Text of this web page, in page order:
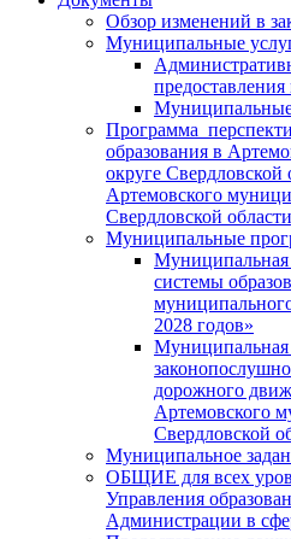
Обзор изменений в
Муниципальные
Муниципальные
Программа
образования в
округе Свердловской
Артемовского
Свердловской
Муниципальные
Муниципальная
системы
2028 годов»
дорожного
Артемовского
Свердловской
Муниципальное
ОБЩИЕ для всех
Управления
Администрации в